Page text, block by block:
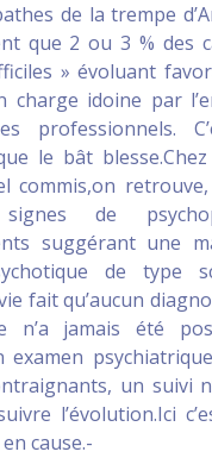
de la trempe
que 2 ou 3 % des
» évoluant
charge idoine par
professionnels.
le bât blesse.Chez
commis,on
de
suggérant une
de type
fait qu’aucun
n’a jamais été
examen
un suivi
l’évolution.Ici
cause.-